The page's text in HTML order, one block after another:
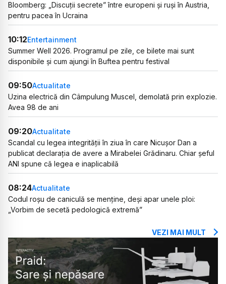
Bloomberg: „Discuții secrete” între europeni și ruși în Austria,
pentru pacea în Ucraina
10:12Entertainment
Summer Well 2026. Programul pe zile, ce bilete mai sunt
disponibile și cum ajungi în Buftea pentru festival
09:50Actualitate
Uzina electrică din Câmpulung Muscel, demolată prin explozie.
Avea 98 de ani
09:20Actualitate
Scandal cu legea integrității în ziua în care Nicușor Dan a
publicat declarația de avere a Mirabelei Grădinaru. Chiar șeful
ANI spune că legea e inaplicabilă
08:24Actualitate
Codul roșu de caniculă se menține, deși apar unele ploi:
„Vorbim de secetă pedologică extremă”
VEZI MAI MULT